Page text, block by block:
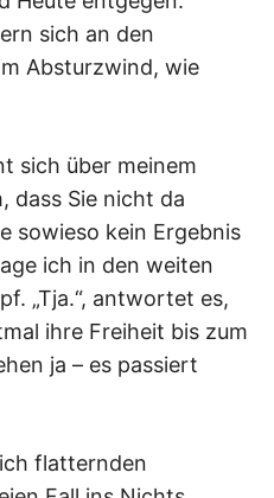
sich an den
Absturzwind, wie
sich über meinem
dass Sie nicht da
sowieso kein Ergebnis
ich in den weiten
„Tja.“, antwortet es,
ihre Freiheit bis zum
ja – es passiert
flatternden